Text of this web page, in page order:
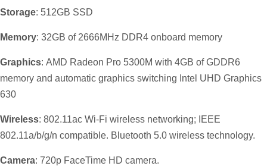
Storage: 512GB SSD
Memory: 32GB of 2666MHz DDR4 onboard memory
Graphics: AMD Radeon Pro 5300M with 4GB of GDDR6
memory and automatic graphics switching Intel UHD Graphics
630
Wireless: 802.11ac Wi-Fi wireless networking; IEEE
802.11a/b/g/n compatible. Bluetooth 5.0 wireless technology.
Camera: 720p FaceTime HD camera.